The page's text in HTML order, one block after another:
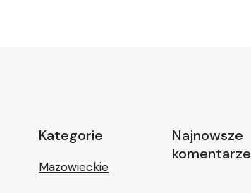
Kategorie
Mazowieckie
Najnowsze
komentarze